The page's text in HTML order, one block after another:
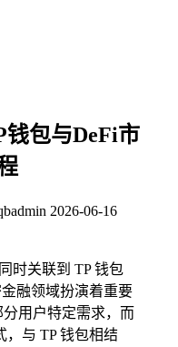
包与DeFi市
2026-06-16
时关联到 TP 钱包
融领域扮演着重要
用户特定需求，而
，与 TP 钱包相结